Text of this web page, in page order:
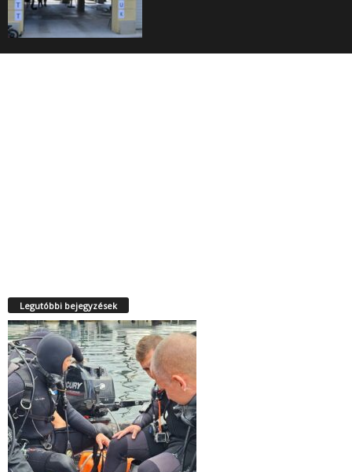
Legutóbbi bejegyzések